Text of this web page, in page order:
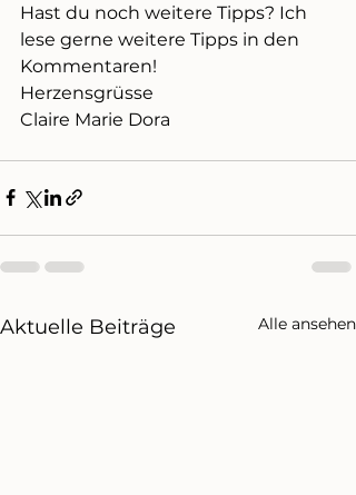
Hast du noch weitere Tipps? Ich
lese gerne weitere Tipps in den
Kommentaren!
Herzensgrüsse
Claire Marie Dora
Aktuelle Beiträge Alle ansehen